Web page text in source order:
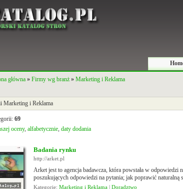
główna » Firmy wg branż » Marketing i Reklama
Marketing i Reklama
69
oceny, alfabetycznie, daty dodania
Badania rynku
http://arket.pl
Arket jest to agencja badawcza, która powstała w odpowiedzi
poszukujących odpowiedzi na pytania; jak poprawić naturalną
Kategorie: Marketing i Reklama | Doradztwo